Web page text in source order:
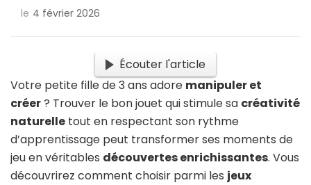
le 4 février 2026
Écouter l'article
Votre petite fille de 3 ans adore manipuler et
créer? Trouver le bon jouet qui stimule sa créativité
naturelle tout en respectant son rythme
d’apprentissage peut transformer ses moments de
jeu en véritables découvertes enrichissantes. Vous
découvrirez comment choisir parmi les jeux